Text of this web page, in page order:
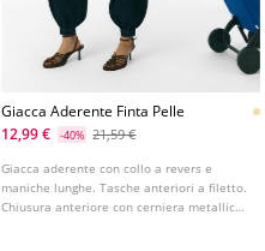
Giacca Aderente Finta Pelle
12,99 €
-40% 21,59 €
Giacca aderente con collo a revers e
maniche lunghe. Tasche anteriori a filetto.
Chiusura anteriore con cerniera metallica.